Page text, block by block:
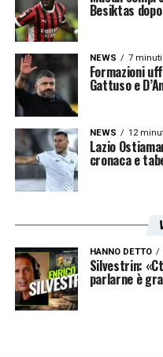
Besiktas
NEWS 7 minuti
Formazioni
Gattuso e
NEWS 12
Lazio
cronaca e
HANNO DETTO
Silvestrin:
parlarne è